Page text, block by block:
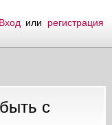
Вход или регистрация
с